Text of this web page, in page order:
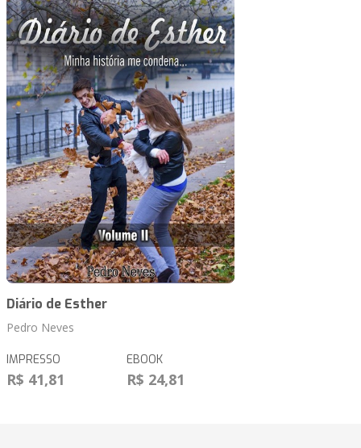
Diário de Esther
Pedro Neves
IMPRESSO
R$ 41,81
EBOOK
R$ 24,81